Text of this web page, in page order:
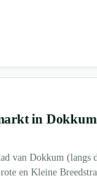
in
van Dokkum (langs
en Kleine